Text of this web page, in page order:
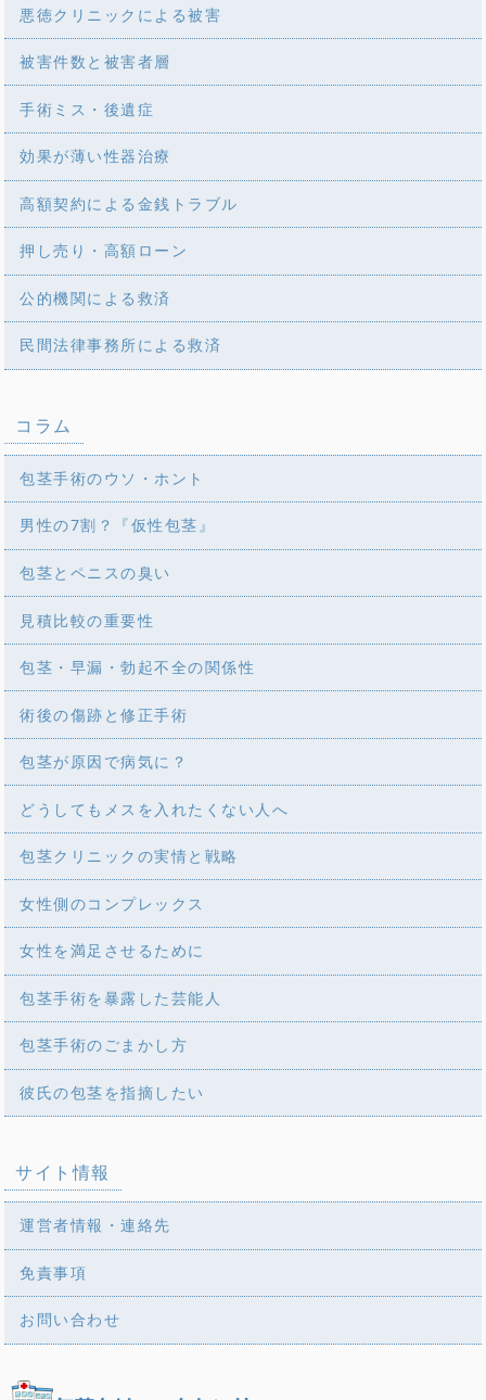
悪徳クリニックによる被害
被害件数と被害者層
手術ミス・後遺症
効果が薄い性器治療
高額契約による金銭トラブル
押し売り・高額ローン
公的機関による救済
民間法律事務所による救済
コラム
包茎手術のウソ・ホント
男性の7割？『仮性包茎』
包茎とペニスの臭い
見積比較の重要性
包茎・早漏・勃起不全の関係性
術後の傷跡と修正手術
包茎が原因で病気に？
どうしてもメスを入れたくない人へ
包茎クリニックの実情と戦略
女性側のコンプレックス
女性を満足させるために
包茎手術を暴露した芸能人
包茎手術のごまかし方
彼氏の包茎を指摘したい
サイト情報
運営者情報・連絡先
免責事項
お問い合わせ